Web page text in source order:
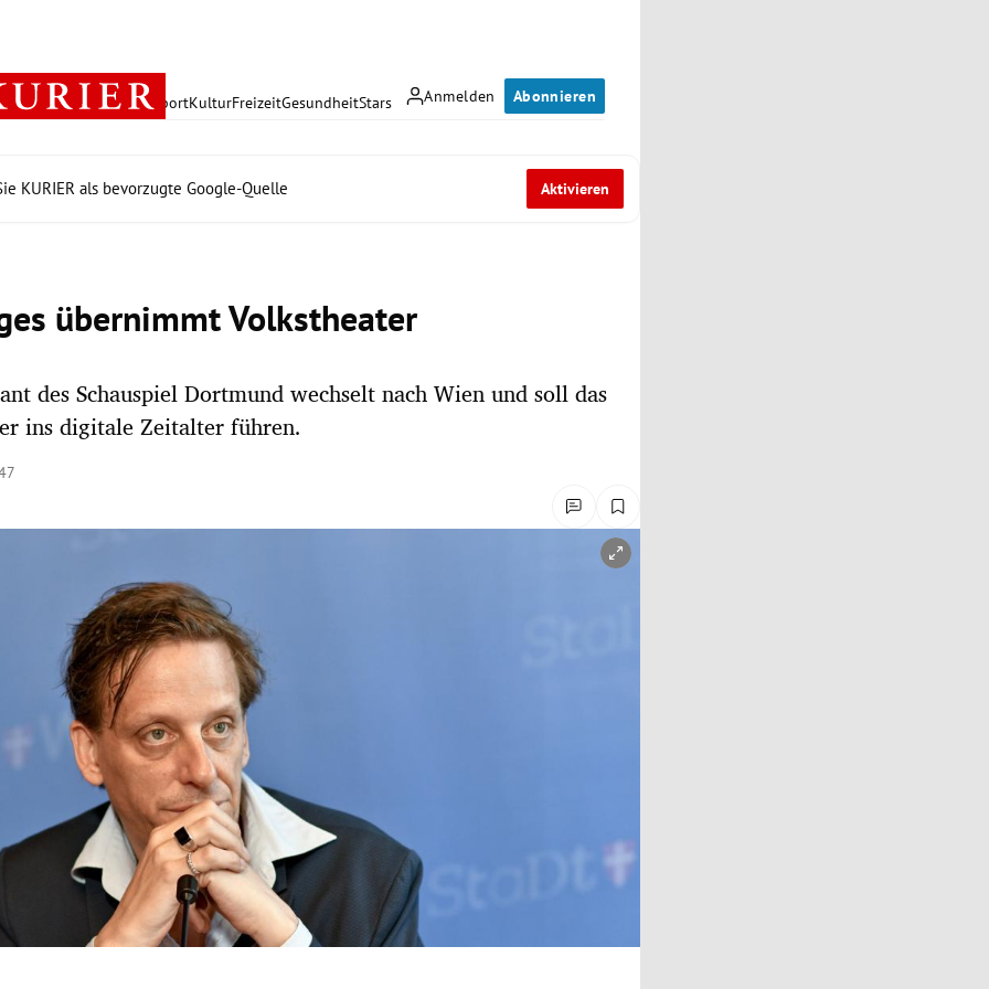
Anmelden Abonnieren
PolitikWirtschaft SportKulturFreizeitGesundheitStars
KURIER als bevorzugte Google-Quelle Aktivieren
übernimmt Volkstheater
des Schauspiel Dortmund wechselt nach Wien und soll das
ins digitale Zeitalter führen.
öffnen/schließen